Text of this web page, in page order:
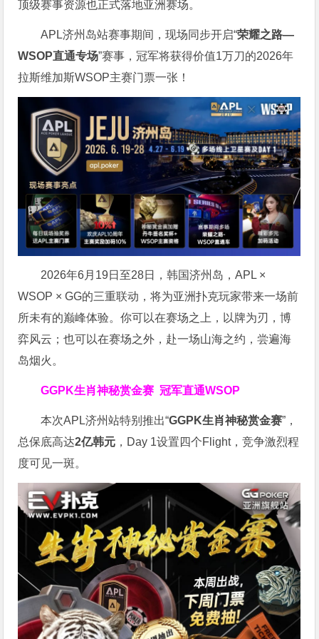
顶级赛事资源也正式落地亚洲赛场。
APL济州岛站赛事期间，现场同步开启“荣耀之路—
WSOP直通专场”赛事，冠军将获得价值1万刀的2026年
拉斯维加斯WSOP主赛门票一张！
2026年6月19日至28日，韩国济州岛，APL ×
WSOP × GG的三重联动，将为亚洲扑克玩家带来一场前
所未有的巅峰体验。你可以在赛场之上，以牌为刃，博
弈风云；也可以在赛场之外，赴一场山海之约，尝遍海
岛烟火。
GGPK生肖神秘赏金赛冠军直通WSOP
本次APL济州站特别推出“GGPK生肖神秘赏金赛”，
总保底高达2亿韩元 ，Day 1设置四个Flight，竞争激烈程
度可见一斑。